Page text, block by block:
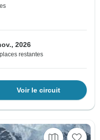
2026
restantes
Voir le circuit